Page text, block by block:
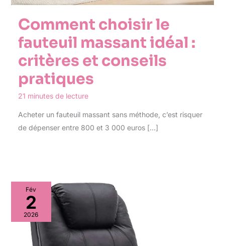
Comment choisir le
fauteuil massant idéal :
critères et conseils
pratiques
21 minutes de lecture
Acheter un fauteuil massant sans méthode, c’est risquer
de dépenser entre 800 et 3 000 euros […]
Fév
2
2026